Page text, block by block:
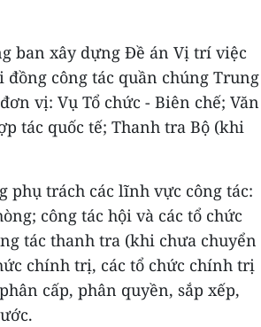
ban xây dựng Đề án Vị trí việc
công tác quần chúng Trung
vị: Vụ Tổ chức - Biên chế; Văn
tác quốc tế; Thanh tra Bộ (khi
phụ trách các lĩnh vực công tác:
công tác hội và các tổ chức
tác thanh tra (khi chưa chuyển
chính trị, các tổ chức chính trị
cấp, phân quyền, sắp xếp,